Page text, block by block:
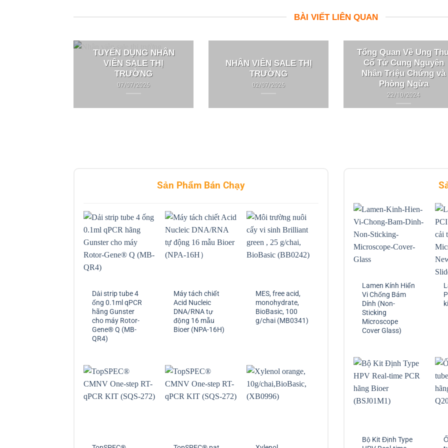
BÀI VIẾT LIÊN QUAN
TUYỂN DỤNG NHÂN
VIÊN SALE THỊ
TRƯỜNG
07/07/2026
NHÂN VIÊN SALE THỊ
TRƯỜNG
02/07/2026
Tổng Quan Về Ung
Cổ Tử Cung Nguyên
Nhân Triệu Chứng và
Phòng Ngừa
22/10/2024
Sản Phẩm Bán Chạy
Dải strip tube 4
ống 0.1ml qPCR
hãng Gunster
cho máy Rotor-
Gene® Q (MB-
QR4)
Máy tách chiết
Acid Nucleic
DNA/RNA tự
động 16 mẫu
Bioer (NPA-16H)
MES, free acid,
monohydrate,
BioBasic, 100
g/chai (MB0341)
Lamen Kính Hiển
Vi Chống Bám
Dính (Non-
Sticking
Microscope
Cover Glass)
Bộ Kit Định Type